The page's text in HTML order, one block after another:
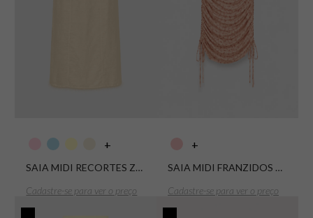
SAIA MIDI RECORTES ZITA
Cadastre-se para ver o preço
+
SAIA MIDI FRANZIDOS E AMARRAÇÃO LATERAL TULE FLORES
Cadastre-se para ver o preço
+